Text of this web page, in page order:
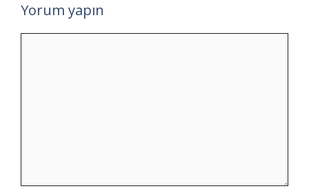
Yorum yapın